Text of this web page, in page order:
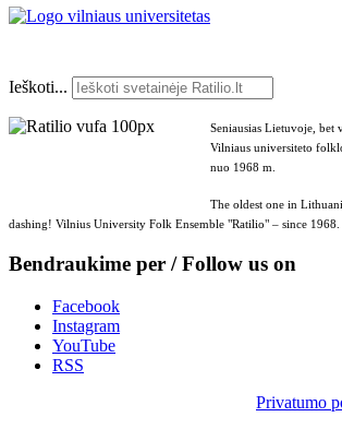
Ieškoti...
Seniausias Lietuvoje, bet
Vilniaus universiteto
nuo 1968 m.
The oldest one in
dashing! Vilnius University Folk Ensemble "Ratilio" – since 1968.
Bendraukime per / Follow us on
Facebook
Instagram
YouTube
RSS
Privatumo